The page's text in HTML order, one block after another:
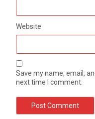
Website
Save my name, email,
next time I comment.